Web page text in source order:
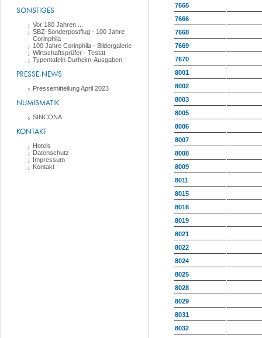
SONSTIGES
Vor 180 Jahren ...
SBZ-Sonderpostflug - 100 Jahre
Corinphila
100 Jahre Corinphila - Bildergalerie
Wirtschaftsprüfer - Testat
Typentafeln Durheim-Ausgaben
PRESSE-NEWS
Pressemitteilung April 2023
NUMISMATIK
SINCONA
KONTAKT
Hotels
Datenschutz
Impressum
Kontakt
7665
7666
7668
7669
7670
8001
8002
8003
8005
8006
8007
8008
8009
8011
8015
8016
8019
8021
8022
8024
8025
8028
8029
8031
8032